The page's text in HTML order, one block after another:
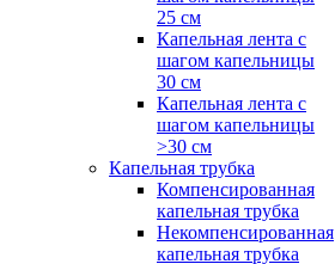
25 см
Капельная лента с
шагом капельницы
30 см
Капельная лента с
шагом капельницы
>30 см
Капельная трубка
Компенсированная
капельная трубка
Некомпенсированная
капельная трубка